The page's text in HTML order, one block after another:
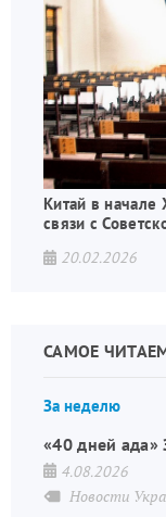
Китай в начале
связи с
20.02.2026
САМОЕ
За неделю
«40 дней ада»
4.08.2026
Новости